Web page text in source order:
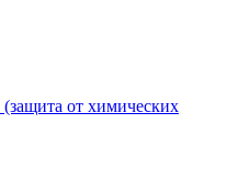
от химических